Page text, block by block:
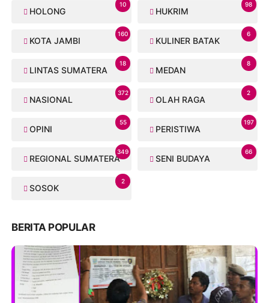
HOLONG
10
HUKRIM
98
KOTA JAMBI
160
KULINER BATAK
6
LINTAS SUMATERA
18
MEDAN
8
NASIONAL
372
OLAH RAGA
2
OPINI
55
PERISTIWA
197
REGIONAL SUMATERA
349
SENI BUDAYA
66
SOSOK
2
BERITA POPULAR